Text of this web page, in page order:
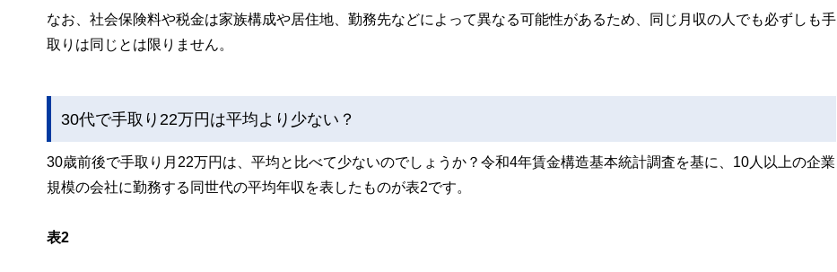
なお、社会保険料や税金は家族構成や居住地、勤務先などによって異なる可能性があるため、同じ月収の人でも必ずしも手
取りは同じとは限りません。
30代で手取り22万円は平均より少ない？
30歳前後で手取り月22万円は、平均と比べて少ないのでしょうか？令和4年賃金構造基本統計調査を基に、10人以上の企業
規模の会社に勤務する同世代の平均年収を表したものが表2です。
表2